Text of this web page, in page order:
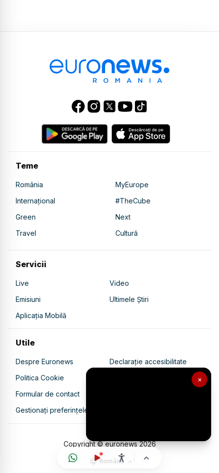
×
Teme
România
MyEurope
Internațional
#TheCube
Green
Next
Travel
Cultură
Servicii
Live
Video
Emisiuni
Ultimele Știri
Aplicația Mobilă
Utile
Despre Euronews
Declarație accesibilitate
Politica Cookie
Politica de confidențialitate
Formular de contact
Gestionați preferințele
Copyright © euronews2026
Română